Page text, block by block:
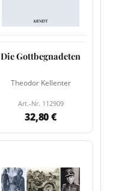
Die Gottbegnadeten
Theodor Kellenter
Art.-Nr. 112909
32,80 €